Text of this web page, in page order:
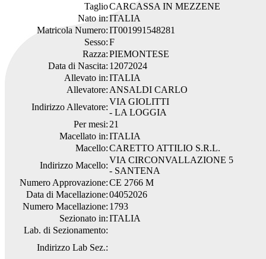
TaglioCARCASSA IN MEZZENE
Nato in:ITALIA
Matricola Numero:IT001991548281
Sesso:F
Razza:PIEMONTESE
Data di Nascita: 12072024
Allevato in:ITALIA
Allevatore: ANSALDI CARLO
Indirizzo Allevatore:
VIA GIOLITTI
- LA LOGGIA
Per mesi: 21
Macellato in:ITALIA
Macello:CARETTO ATTILIO S.R.L.
Indirizzo Macello:
VIA CIRCONVALLAZIONE 5
- SANTENA
Numero Approvazione:CE 2766 M
Data di Macellazione:04052026
Numero Macellazione: 1793
Sezionato in:ITALIA
Lab. di Sezionamento:
Indirizzo Lab Sez.: